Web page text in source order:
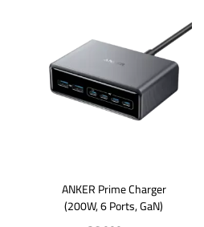
ANKER Prime Charger
(200W, 6 Ports, GaN)